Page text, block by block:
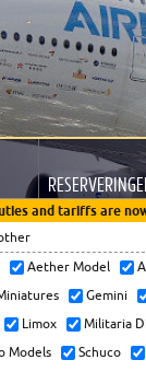
and tariffs are
Aether Model
Gemini
Limox
Militaria
Models
Schuco